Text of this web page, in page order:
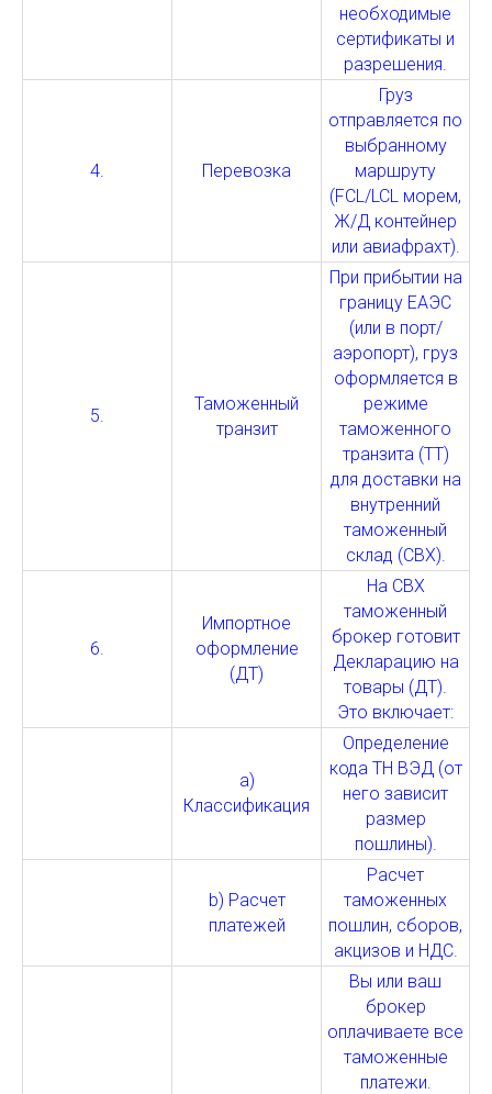
необходимые
сертификаты и
разрешения.
4. Перевозка
Груз
отправляется по
выбранному
маршруту
(FCL/LCL морем,
Ж/Д контейнер
или авиафрахт).
5.
Таможенный
транзит
При прибытии на
границу ЕАЭС
(или в порт/
аэропорт), груз
оформляется в
режиме
таможенного
транзита (ТТ)
для доставки на
внутренний
таможенный
склад (СВХ).
6.
Импортное
оформление
(ДТ)
На СВХ
таможенный
брокер готовит
Декларацию на
товары (ДТ).
Это включает:
a)
Классификация
Определение
кода ТН ВЭД (от
него зависит
размер
пошлины).
b) Расчет
платежей
Расчет
таможенных
пошлин, сборов,
акцизов и НДС.
Вы или ваш
брокер
оплачиваете все
таможенные
платежи.